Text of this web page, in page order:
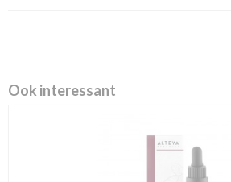
Ook interessant